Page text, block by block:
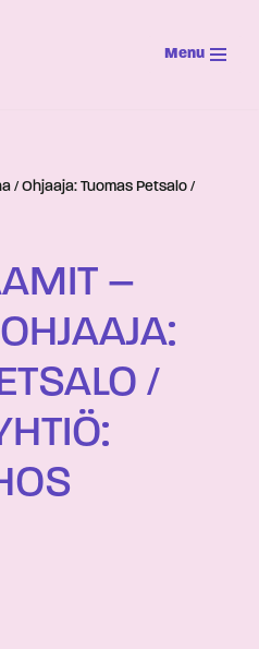
Menu
/ Ohjaaja: Tuomas Petsalo /
–
/